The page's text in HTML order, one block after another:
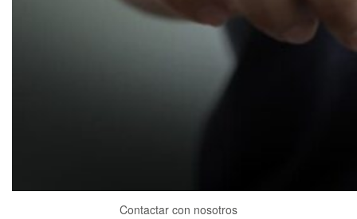
Contactar con nosotros